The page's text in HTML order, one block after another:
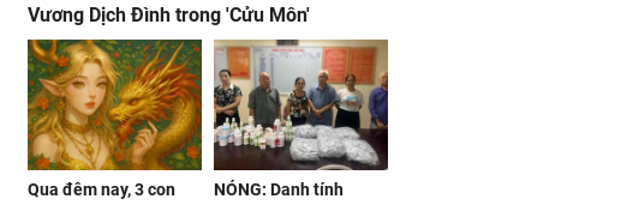
Vương Dịch Đình trong 'Cửu Môn'
Qua đêm nay, 3 con
NÓNG: Danh tính